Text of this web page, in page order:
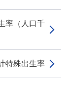
率（人口千
特殊出生率